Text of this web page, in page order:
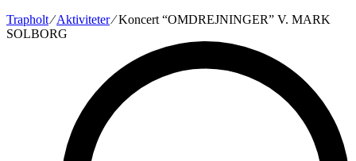
Trapholt∕Aktiviteter∕Koncert “OMDREJNINGER” V. MARK
SOLBORG